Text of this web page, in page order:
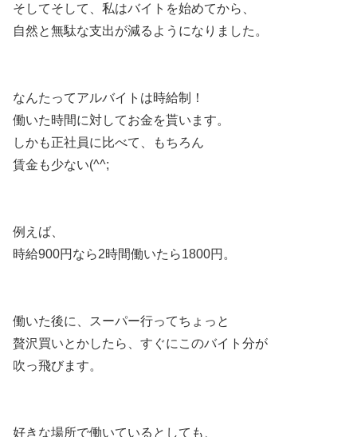
そしてそして、私はバイトを始めてから、
自然と無駄な支出が減るようになりました。
なんたってアルバイトは時給制！
働いた時間に対してお金を貰います。
しかも正社員に比べて、もちろん
賃金も少ない(^^;
例えば、
時給900円なら2時間働いたら1800円。
働いた後に、スーパー行ってちょっと
贅沢買いとかしたら、すぐにこのバイト分が
吹っ飛びます。
好きな場所で働いているとしても、